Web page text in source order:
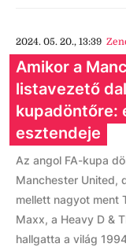
2024. 05. 20., 13:39
Amikor a
listavezető
kupadöntőre:
esztendeje
Az angol FA-kupa
Manchester United,
mellett nagyot ment
Maxx, a Heavy D &
hallgatta a világ